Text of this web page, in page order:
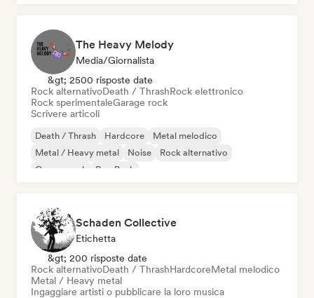
The Heavy Melody
Media/Giornalista
&gt; 2500 risposte date
Rock alternativoDeath / ThrashRock elettronico
Rock sperimentaleGarage rock
Scrivere articoli
Death / Thrash Hardcore
Metal melodico
Metal / Heavy metal
Noise
Rock alternativo
Garage rock
Pop Punk
Schaden Collective
Etichetta
&gt; 200 risposte date
Rock alternativoDeath / ThrashHardcoreMetal melodico
Metal / Heavy metal
Ingaggiare artisti o pubblicare la loro musica